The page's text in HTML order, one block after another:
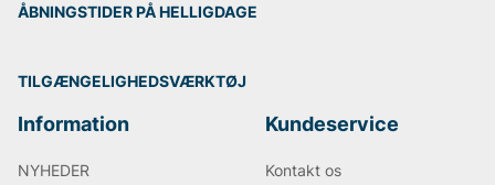
ÅBNINGSTIDER PÅ HELLIGDAGE
TILGÆNGELIGHEDSVÆRKTØJ
Information
NYHEDER
Kundeservice
Kontakt os